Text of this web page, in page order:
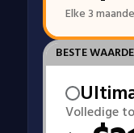
Elke 3
BESTE WAARDE
Volledige